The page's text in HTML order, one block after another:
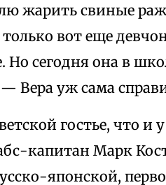
жарить свиные
вот еще
сегодня она в
Вера уж сама
гостье, что и
капитан Марк
японской,